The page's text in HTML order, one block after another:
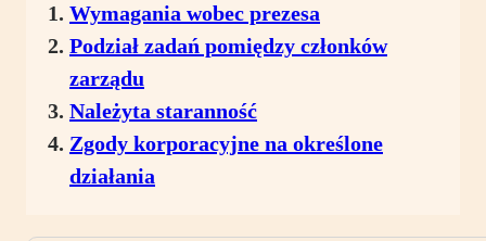
Wymagania wobec prezesa
Podział zadań pomiędzy członków
zarządu
Należyta staranność
Zgody korporacyjne na określone
działania